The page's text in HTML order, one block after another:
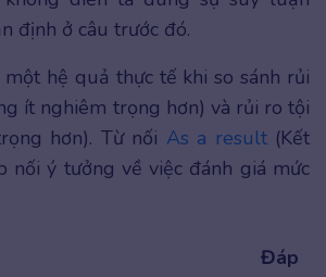
định ở câu trước đó.
hệ quả thực tế khi so sánh rủi
ít nghiêm trọng hơn) và rủi ro tội
hơn). Từ nối As a result(Kết
nối ý tưởng về việc đánh giá mức
Đáp